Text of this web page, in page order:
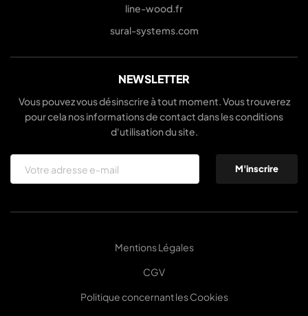
line-wood.fr
sural-systems.com
NEWSLETTER
Vous pouvez vous désinscrire à tout moment. Vous trouverez
pour cela nos informations de contact dans les conditions
d'utilisation du site.
Mentions Légales
CGV
Politique concernant les Cookies